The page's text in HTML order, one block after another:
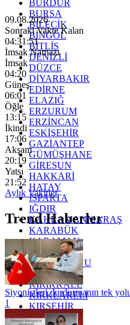
BURDUR
BURSA
BİLECİK
BİNGÖL
BİTLİS
DENİZLİ
DÜZCE
DİYARBAKIR
EDİRNE
ELAZIĞ
ERZURUM
ERZİNCAN
ESKİŞEHİR
GAZİANTEP
GÜMÜŞHANE
GİRESUN
HAKKARİ
HATAY
ISPARTA
IĞDIR
KAHRAMANMARAŞ
KARABÜK
KARAMAN
KARS
KASTAMONU
KAYSERİ
KIRIKKALE
KIRKLARELİ
KIRŞEHİR
KOCAELİ
09.08.2026
Sonraki Vakte Kalan
04:31:49
İmsak Namazı
İmsak
04:20
Güneş
06:01
Öğle
13:15
İkindi
17:06
Akşam
20:19
Yatsı
21:52
Aylık Vakitler
Trend Haberler
Siyonistleri durdurmanın tek
1